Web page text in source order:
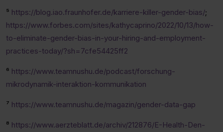
⁵ https://blog.iao.fraunhofer.de/karriere-killer-gender-bias/;
https://www.forbes.com/sites/kathycaprino/2022/10/13/how-
to-eliminate-gender-bias-in-your-hiring-and-employment-
practices-today/?sh=7cfe54425ff2
⁶ https://www.teamnushu.de/podcast/forschung-
mikrodynamik-interaktion-kommunikation
⁷ https://www.teamnushu.de/magazin/gender-data-gap
⁸ https://www.aerzteblatt.de/archiv/212876/E-Health-Den-